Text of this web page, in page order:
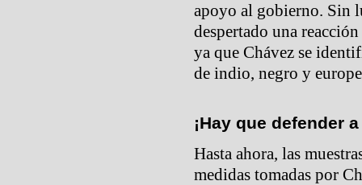
apoyo al gobierno. Sin
despertado una
ya que Chávez se
de indio, negro y
¡Hay que defender
Hasta ahora, las
medidas tomadas por